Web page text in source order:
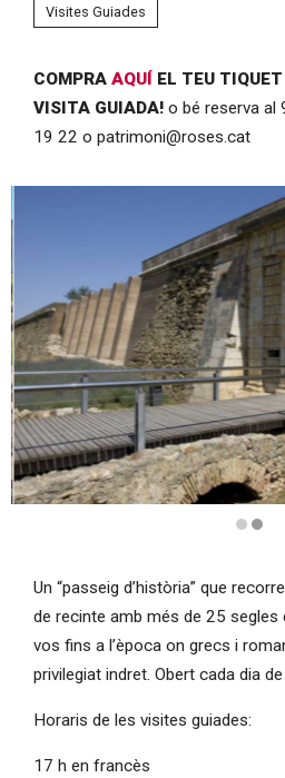
Visites Guiades
COMPRA AQUÍ EL TEU TIQUET
VISITA GUIADA! o bé reserva
19 22 o patrimoni@roses.cat
Un “passeig d’història” que
de recinte amb més de 25 segles
vos fins a l’època on grecs i
privilegiat indret. Obert cada dia
Horaris de les visites guiades:
17 h en francès